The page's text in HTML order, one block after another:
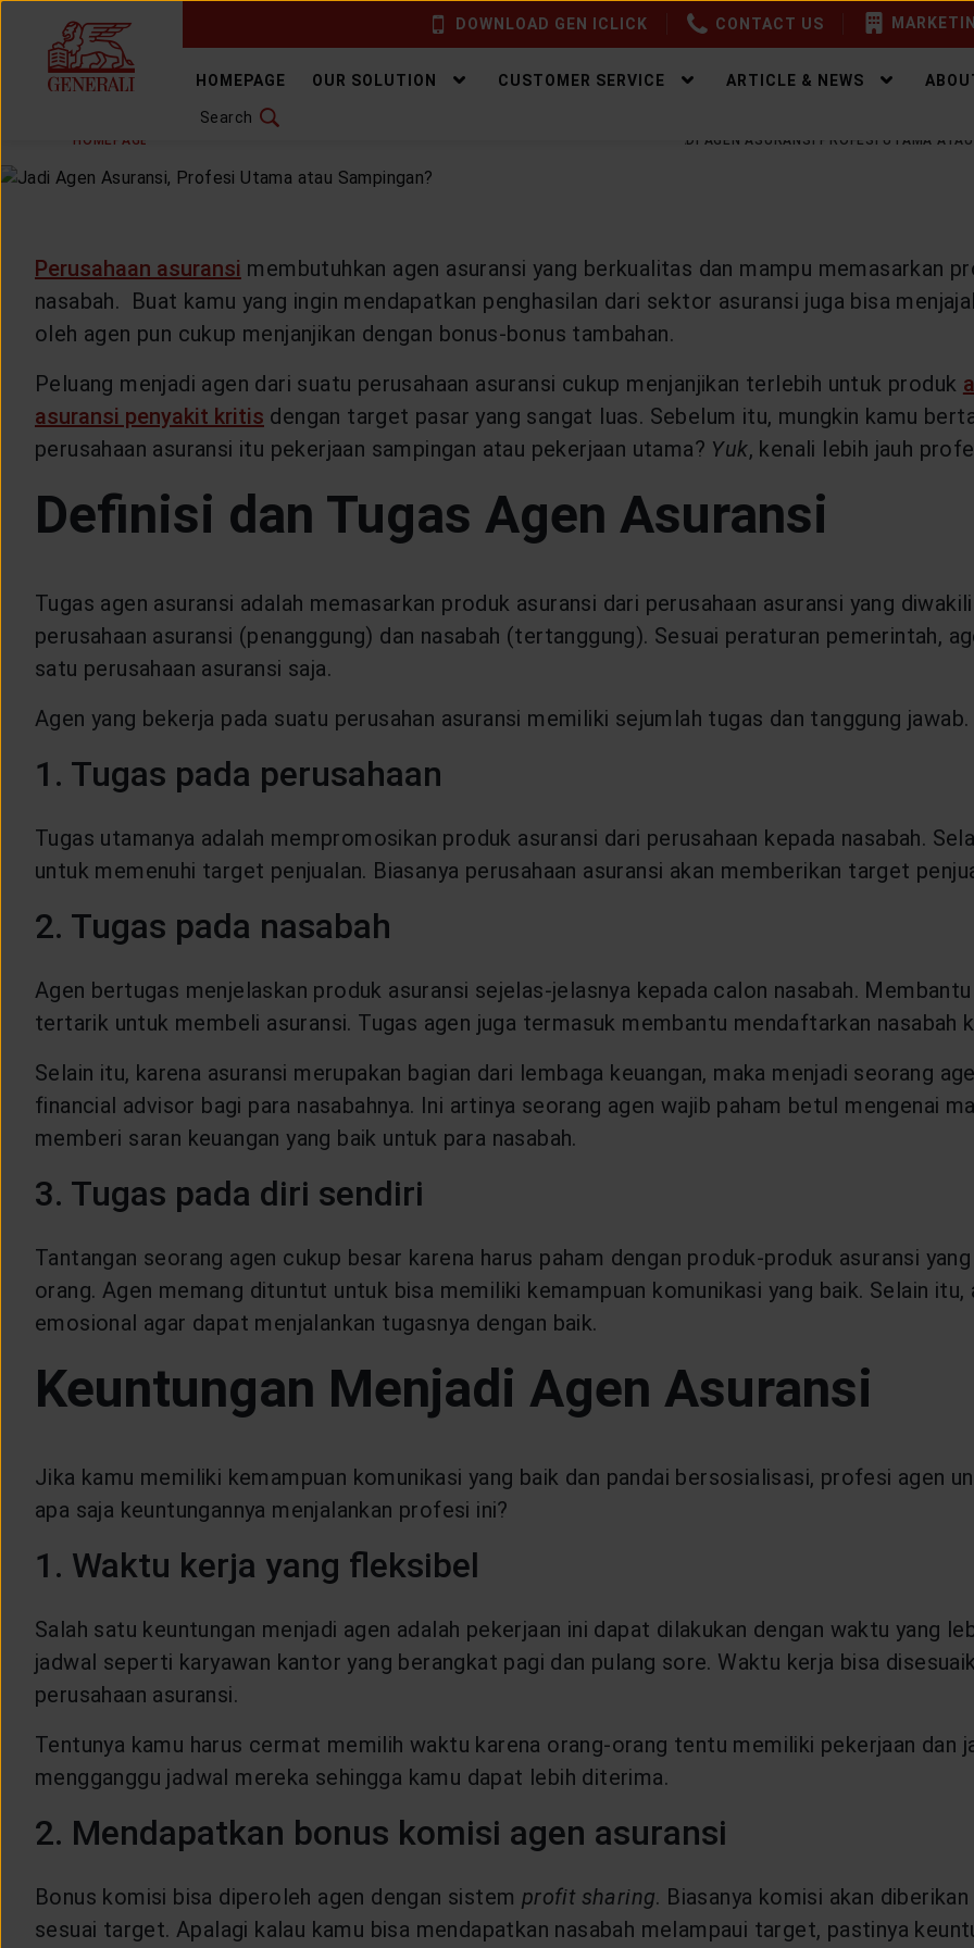
DOWNLOAD GEN ICLICK CONTACT US
HOMEPAGE OUR SOLUTION CUSTOMER SERVICE ARTICLE & NEWS
Search
HOMEPAGE JADI AGEN ASURANSI PROFESI UTAMA
FRIDAY, 14 OCTOBER 2022
Perusahaan asuransi membutuhkan agen asuransi yang berkualitas dan mampu memasarkan
nasabah. Buat kamu yang ingin mendapatkan penghasilan dari sektor asuransi juga bisa
oleh agen pun cukup menjanjikan dengan bonus-bonus tambahan.
Peluang menjadi agen dari suatu perusahaan asuransi cukup menjanjikan terlebih untuk produk
asuransi penyakit kritis dengan target pasar yang sangat luas. Sebelum itu, mungkin kamu
perusahaan asuransi itu pekerjaan sampingan atau pekerjaan utama? Yuk, kenali lebih jauh
Definisi dan Tugas Agen Asuransi
Tugas agen asuransi adalah memasarkan produk asuransi dari perusahaan asuransi yang
perusahaan asuransi (penanggung) dan nasabah (tertanggung). Sesuai peraturan pemerintah,
satu perusahaan asuransi saja.
Agen yang bekerja pada suatu perusahan asuransi memiliki sejumlah tugas dan tanggung
1. Tugas pada perusahaan
Tugas utamanya adalah mempromosikan produk asuransi dari perusahaan kepada nasabah.
untuk memenuhi target penjualan. Biasanya perusahaan asuransi akan memberikan target
2. Tugas pada nasabah
Agen bertugas menjelaskan produk asuransi sejelas-jelasnya kepada calon nasabah.
tertarik untuk membeli asuransi. Tugas agen juga termasuk membantu mendaftarkan nasabah
Selain itu, karena asuransi merupakan bagian dari lembaga keuangan, maka menjadi seorang
financial advisor bagi para nasabahnya. Ini artinya seorang agen wajib paham betul mengenai
memberi saran keuangan yang baik untuk para nasabah.
3. Tugas pada diri sendiri
Tantangan seorang agen cukup besar karena harus paham dengan produk-produk asuransi
orang. Agen memang dituntut untuk bisa memiliki kemampuan komunikasi yang baik. Selain
emosional agar dapat menjalankan tugasnya dengan baik.
Keuntungan Menjadi Agen Asuransi
Jika kamu memiliki kemampuan komunikasi yang baik dan pandai bersosialisasi, profesi agen
apa saja keuntungannya menjalankan profesi ini?
1. Waktu kerja yang fleksibel
Salah satu keuntungan menjadi agen adalah pekerjaan ini dapat dilakukan dengan waktu yang
jadwal seperti karyawan kantor yang berangkat pagi dan pulang sore. Waktu kerja bisa
perusahaan asuransi.
Tentunya kamu harus cermat memilih waktu karena orang-orang tentu memiliki pekerjaan dan
mengganggu jadwal mereka sehingga kamu dapat lebih diterima.
2. Mendapatkan bonus komisi agen asuransi
Bonus komisi bisa diperoleh agen dengan sistem profit sharing. Biasanya komisi akan
sesuai target. Apalagi kalau kamu bisa mendapatkan nasabah melampaui target, pastinya
CHANGE LANGUAGE
DOWNLOAD GEN ICLICK
CONTACT US
INSURANCE DICTIONARY
OUR SOLUTION
CUSTOMER SERVICE
ABOUT GENERALI
EVENTS